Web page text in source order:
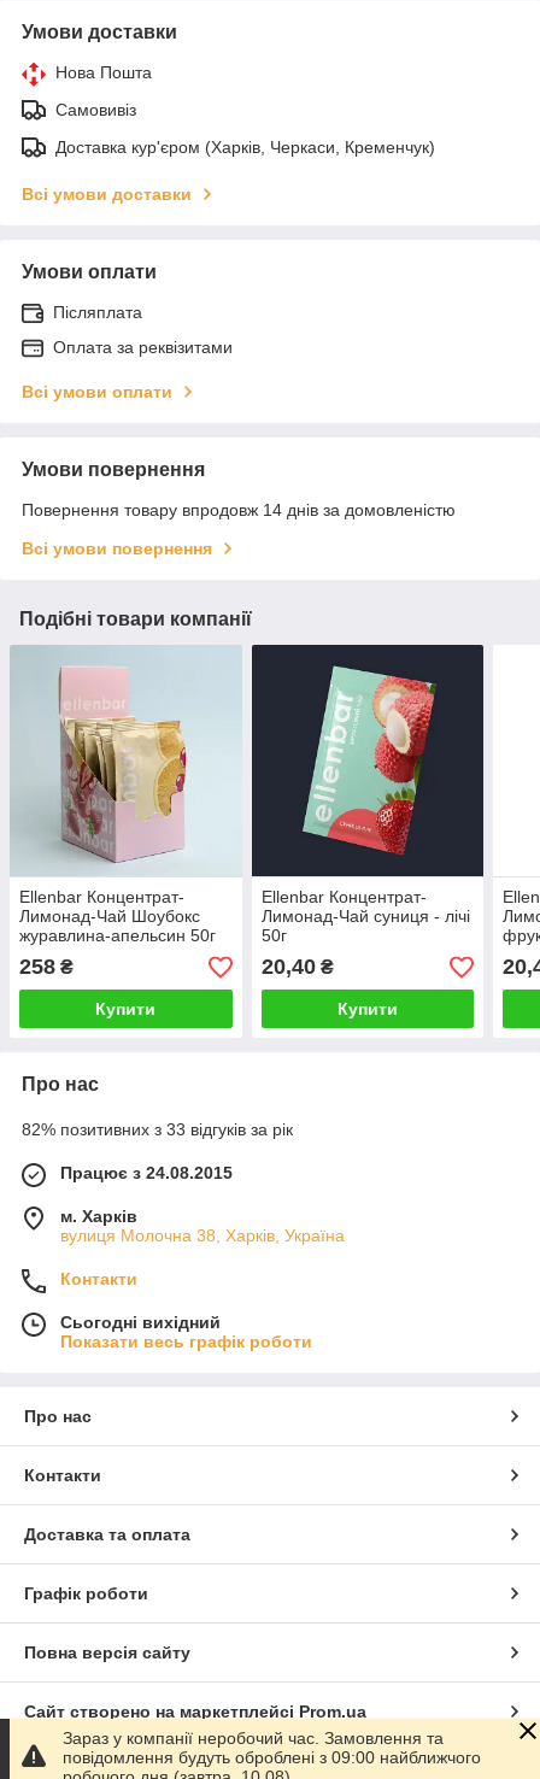
Умови доставки
Нова Пошта
Самовивіз
Доставка кур'єром (Харків, Черкаси, Кременчук)
Всі умови доставки
Умови оплати
Післяплата
Оплата за реквізитами
Всі умови оплати
Умови повернення
Повернення товару впродовж 14 днів за домовленістю
Всі умови повернення
Подібні товари компанії
Ellenbar Концентрат-
Лимонад-Чай Шоубокс
журавлина-апельсин 50г
258 ₴
Купити
Ellenbar Концентрат-
Лимонад-Чай суниця - лічі
50г
20,40₴
Купити
Про нас
82% позитивних з 33 відгуків за рік
Працює з 24.08.2015
м. Харків
вулиця Молочна 38, Харків, Україна
Контакти
Сьогодні вихідний
Показати весь графік роботи
Про нас
Контакти
Доставка та оплата
Графік роботи
Повна версія сайту
Сайт створено на маркетплейсі Prom.ua
Політика конфіденційності
Зараз у компанії неробочий час. Замовлення та
повідомлення будуть оброблені з 09:00 найближчого